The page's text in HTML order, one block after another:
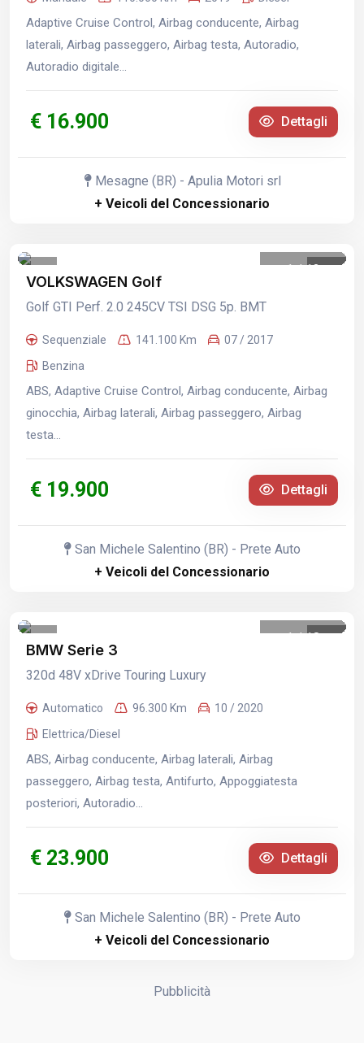
Adaptive Cruise Control, Airbag conducente, Airbag
laterali, Airbag passeggero, Airbag testa, Autoradio,
Autoradio digitale...
€ 16.900 Dettagli
Mesagne (BR) - Apulia Motori srl
+ Veicoli del Concessionario
1 /13
VOLKSWAGEN Golf
Golf GTI Perf. 2.0 245CV TSI DSG 5p. BMT
Sequenziale 141.100 Km
07 / 2017
Benzina
ABS, Adaptive Cruise Control, Airbag conducente, Airbag
ginocchia, Airbag laterali, Airbag passeggero, Airbag
testa...
€ 19.900 Dettagli
San Michele Salentino (BR) - Prete Auto
+ Veicoli del Concessionario
1 /18
BMW Serie 3
320d 48V xDrive Touring Luxury
Automatico 96.300 Km
10 / 2020
Elettrica/Diesel
ABS, Airbag conducente, Airbag laterali, Airbag
passeggero, Airbag testa, Antifurto, Appoggiatesta
posteriori, Autoradio...
€ 23.900 Dettagli
San Michele Salentino (BR) - Prete Auto
+ Veicoli del Concessionario
Pubblicità